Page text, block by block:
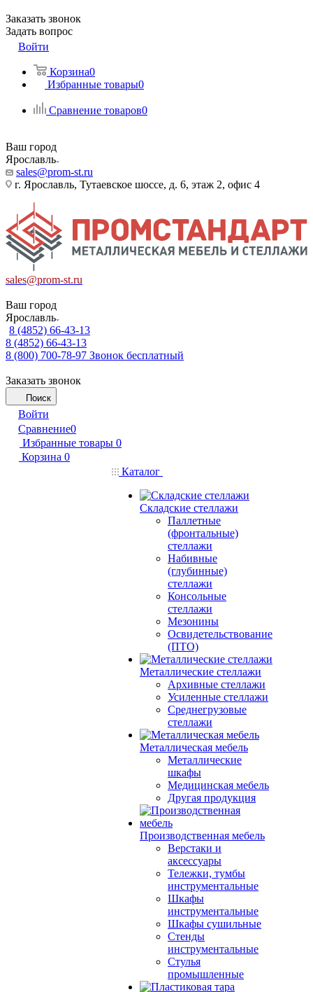
Заказать звонок
Задать вопрос
Войти
Корзина0
Избранные товары0
Сравнение товаров0
Ваш город
Ярославль
sales@prom-st.ru
г. Ярославль, Тутаевское шоссе, д. 6, этаж 2, офис 4
sales@prom-st.ru
Ваш город
Ярославль
8 (4852) 66-43-13
8 (4852) 66-43-13
8 (800) 700-78-97 Звонок бесплатный
Заказать звонок
Поиск
Войти
Сравнение0
Избранные товары 0
Корзина 0
Каталог
Складские стеллажи
Паллетные
(фронтальные)
стеллажи
Набивные
(глубинные)
стеллажи
Консольные
стеллажи
Мезонины
Освидетельствование
(ПТО)
Металлические стеллажи
Архивные стеллажи
Усиленные стеллажи
Среднегрузовые
стеллажи
Металлическая мебель
Металлические
шкафы
Медицинская мебель
Другая продукция
Производственная мебель
Верстаки и
аксессуары
Тележки, тумбы
инструментальные
Шкафы
инструментальные
Шкафы сушильные
Стенды
инструментальные
Cтулья
промышленные